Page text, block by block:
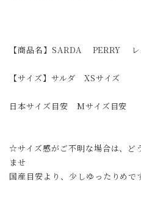
【商品名】SARDA PERRY レ
【サイズ】サルダ XSサイズ
日本サイズ目安 Mサイズ目安
☆サイズ感がご不明な場合は、ど
ませ
国産目安より、少しゆったりめで